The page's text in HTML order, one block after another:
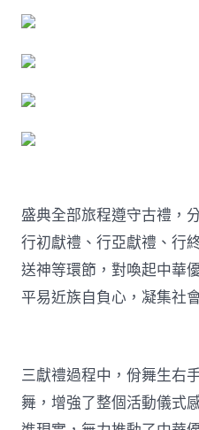
盛典全部旅程遵守古禮，
行初獻禮、行亞獻禮、行
送神等環節，對喚起中華
平易近族自負心，凝集社
三獻禮過程中，佾舞生右
舞，增強了整個活動儀式